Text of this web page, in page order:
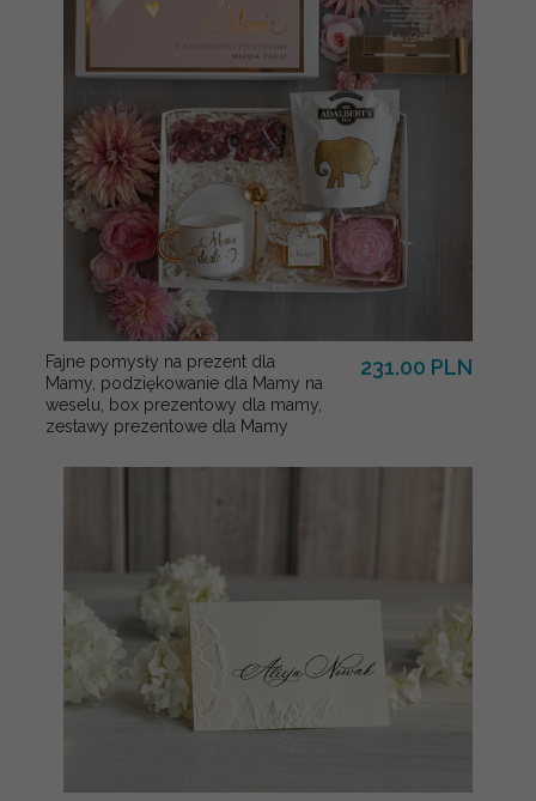
Fajne pomysły na prezent dla
Mamy, podziękowanie dla Mamy na
weselu, box prezentowy dla mamy,
zestawy prezentowe dla Mamy
231.00 PLN